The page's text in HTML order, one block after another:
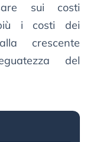
sui costi
i costi dei
crescente
del